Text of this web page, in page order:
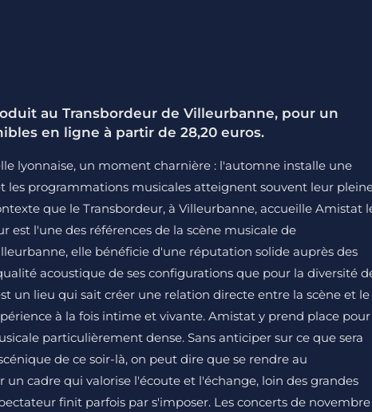
au Transbordeur de Villeurbanne, pour un
en ligne à partir de 28,20 euros.
lyonnaise, un moment charnière : l'automne installe une
les programmations musicales atteignent souvent leur
que le Transbordeur, à Villeurbanne, accueille Amistat
est l'une des références de la scène musicale de
elle bénéficie d'une réputation solide auprès des
acoustique de ses configurations que pour la diversité
un lieu qui sait créer une relation directe entre la scène et le
à la fois intime et vivante. Amistat y prend place pour
particulièrement dense. Sans anticiper sur ce que sera
de ce soir-là, on peut dire que se rendre au
cadre qui valorise l'écoute et l'échange, loin des grandes
finit parfois par s'imposer. Les concerts de novembre